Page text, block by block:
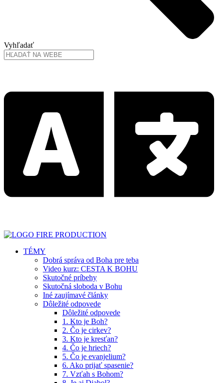
Vyhľadať
TÉMY
Dobrá správa od Boha pre teba
Video kurz: CESTA K BOHU
Skutočné príbehy
Skutočná sloboda v Bohu
Iné zaujímavé články
Dôležité odpovede
Dôležité odpovede
1. Kto je Boh?
2. Čo je cirkev?
3. Kto je kresťan?
4. Čo je hriech?
5. Čo je evanjelium?
6. Ako prijať spasenie?
7. Vzťah s Bohom?